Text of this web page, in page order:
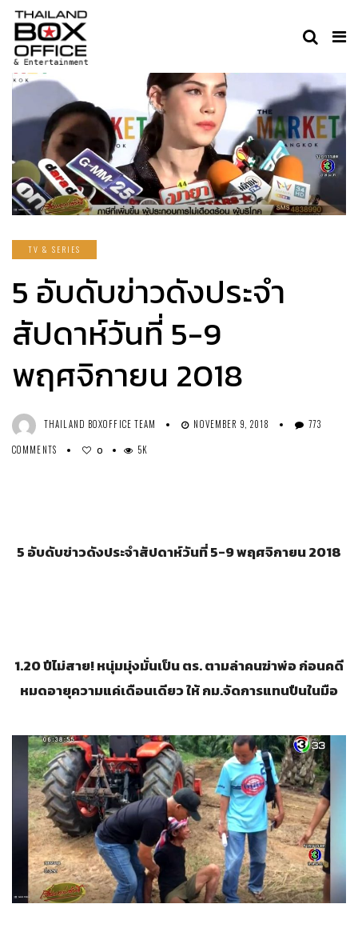
TV & SERIES
5 อับดับข่าวดังประจำ
สัปดาห์วันที่ 5-9
พฤศจิกายน 2018
THAILAND BOXOFFICE TEAM NOVEMBER 9, 2018
773
COMMENTS
0 5K
5อับดับข่าวดังประจำสัปดาห์วันที่5-9พฤศจิกายน 2018
1.20 ปีไม่สาย! หนุ่มมุ่งมั่นเป็น ตร. ตามล่าคนฆ่าพ่อ ก่อนคดี
หมดอายุความแค่เดือนเดียว ให้ กม.จัดการแทนปืนในมือ